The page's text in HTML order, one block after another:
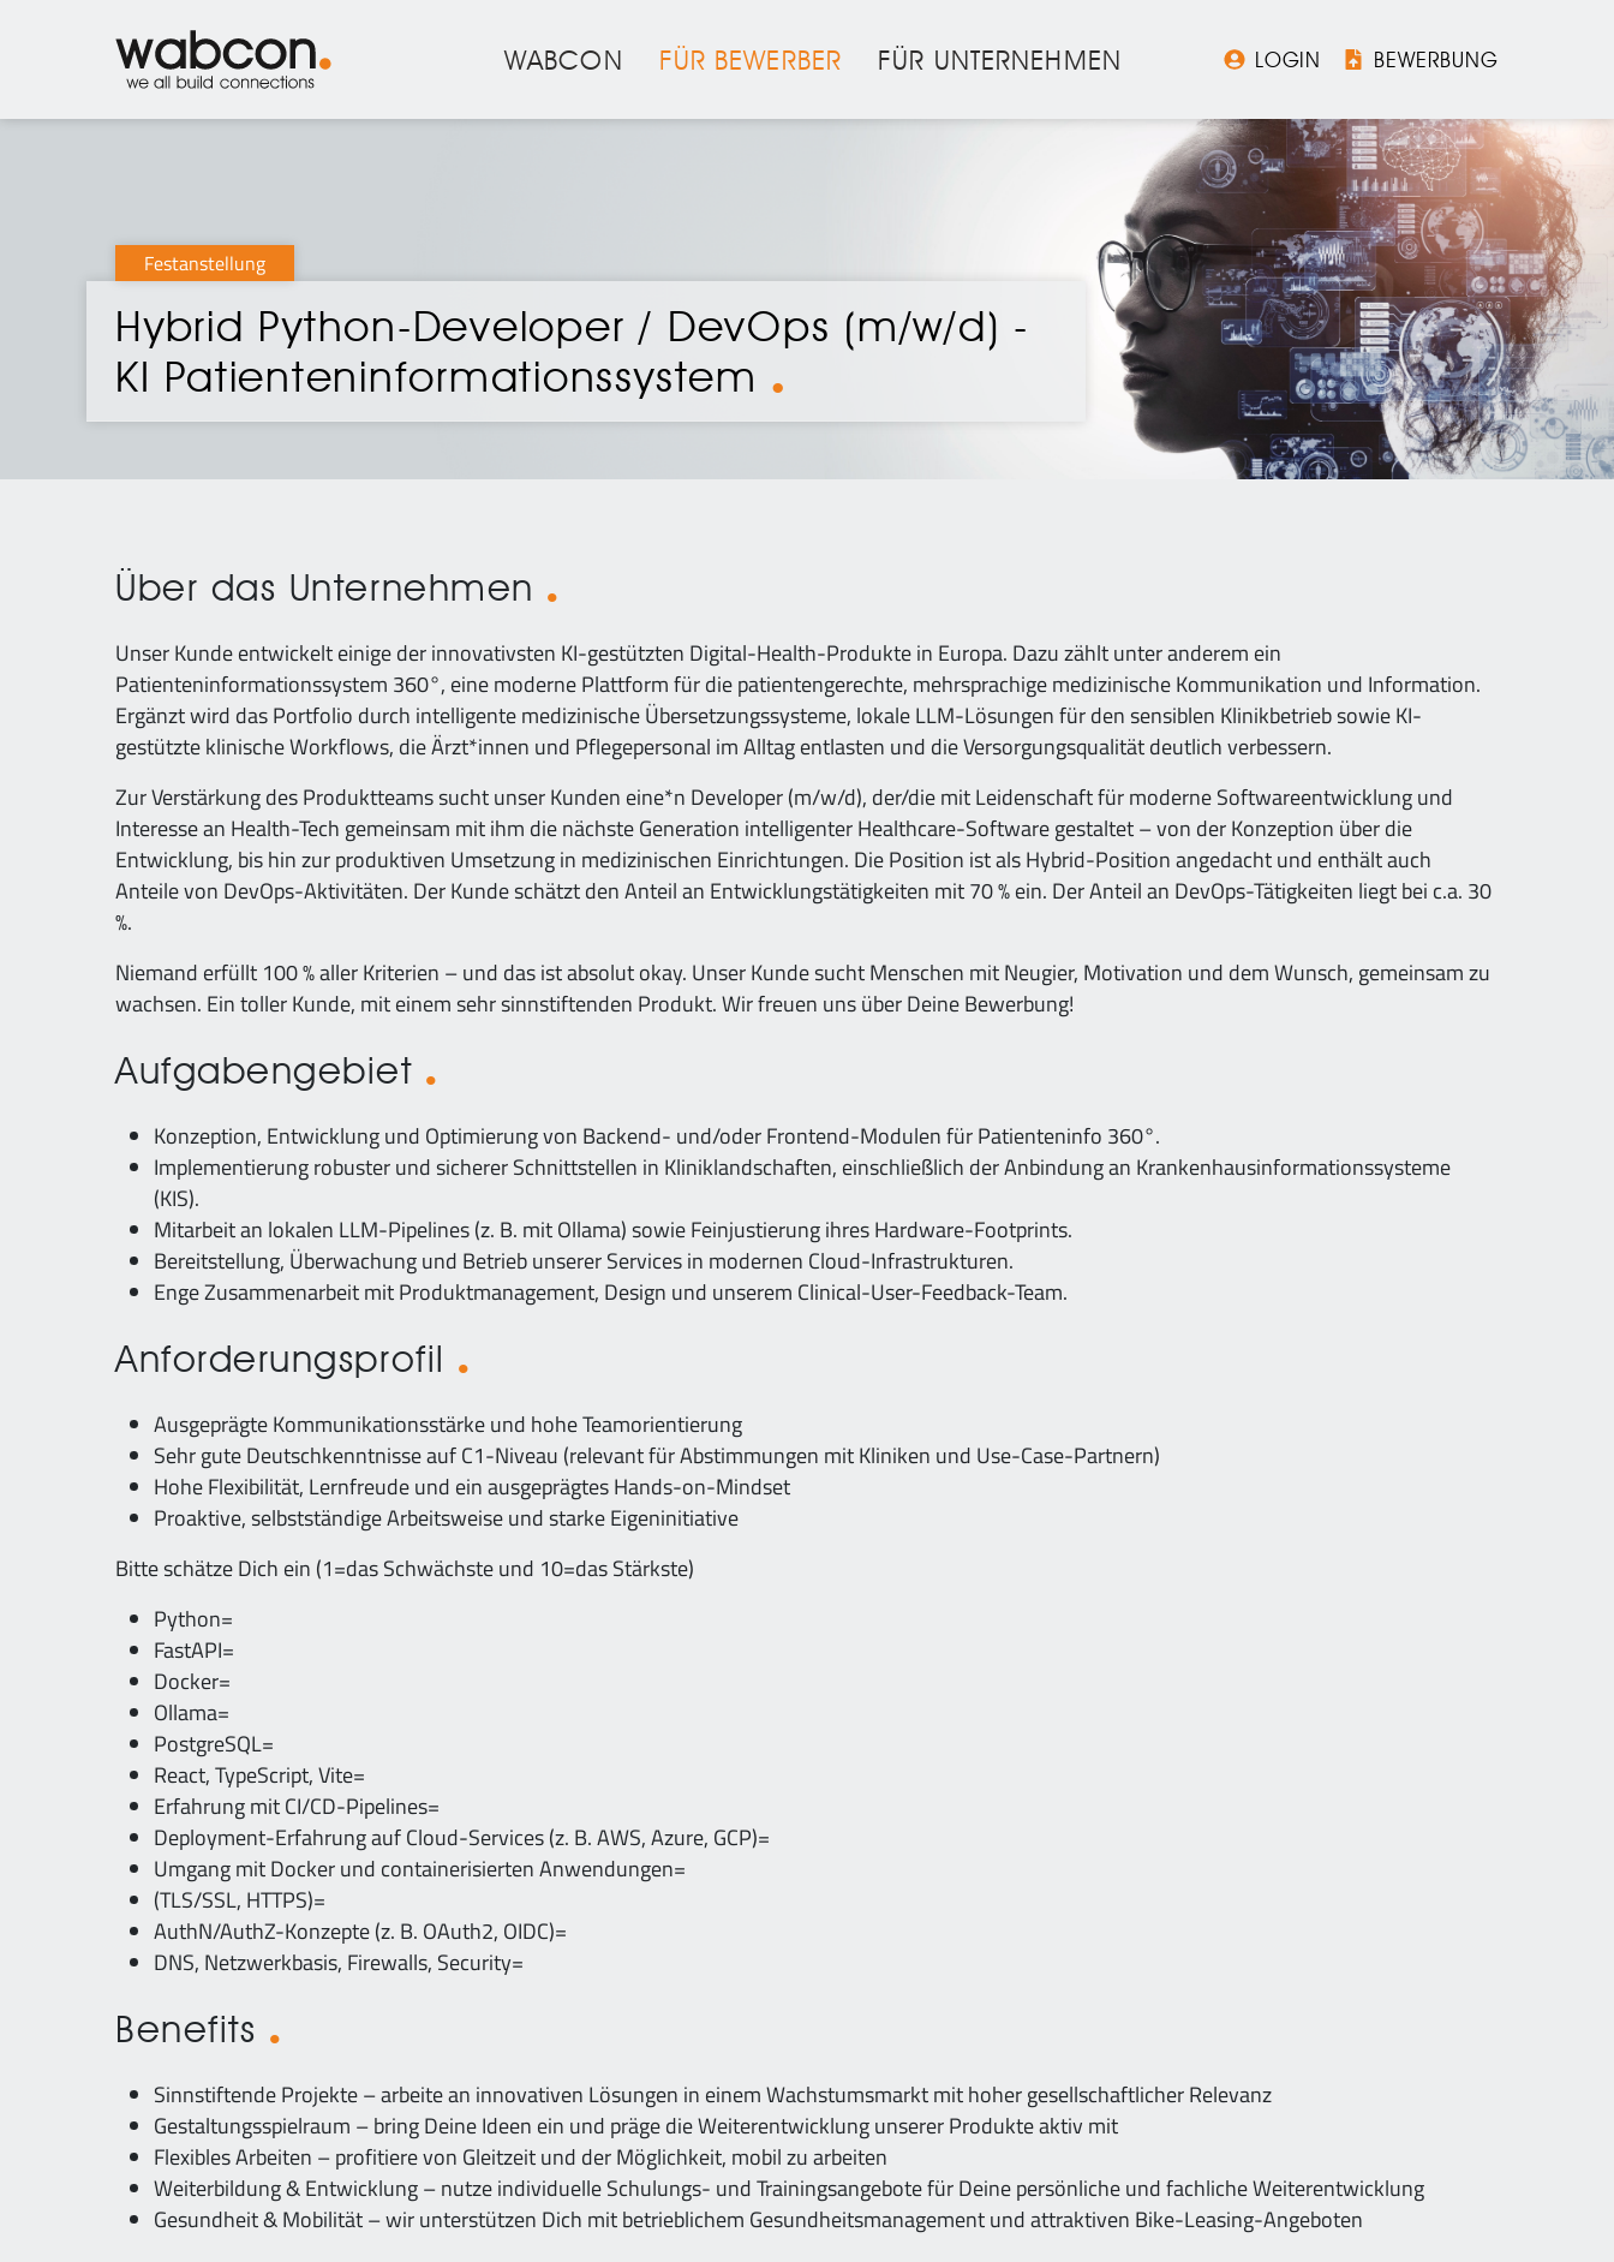
WABCON FÜR BEWERBER FÜR UNTERNEHMEN LOGIN BEWERBUNG
Festanstellung
Hybrid Python-Developer / DevOps (m/w/d) -
KI Patienteninformationssystem
Über das Unternehmen
Unser Kunde entwickelt einige der innovativsten KI-gestützten Digital-Health-Produkte in Europa. Dazu zählt unter anderem ein
Patienteninformationssystem 360°, eine moderne Plattform für die patientengerechte, mehrsprachige medizinische Kommunikation und Information.
Ergänzt wird das Portfolio durch intelligente medizinische Übersetzungssysteme, lokale LLM-Lösungen für den sensiblen Klinikbetrieb sowie KI-
gestützte klinische Workflows, die Ärzt*innen und Pflegepersonal im Alltag entlasten und die Versorgungsqualität deutlich verbessern.
Zur Verstärkung des Produktteams sucht unser Kunden eine*n Developer (m/w/d), der/die mit Leidenschaft für moderne Softwareentwicklung und
Interesse an Health-Tech gemeinsam mit ihm die nächste Generation intelligenter Healthcare-Software gestaltet – von der Konzeption über die
Entwicklung, bis hin zur produktiven Umsetzung in medizinischen Einrichtungen. Die Position ist als Hybrid-Position angedacht und enthält auch
Anteile von DevOps-Aktivitäten. Der Kunde schätzt den Anteil an Entwicklungstätigkeiten mit 70 % ein. Der Anteil an DevOps-Tätigkeiten liegt bei c.a. 30
%.
Niemand erfüllt 100 % aller Kriterien – und das ist absolut okay. Unser Kunde sucht Menschen mit Neugier, Motivation und dem Wunsch, gemeinsam zu
wachsen. Ein toller Kunde, mit einem sehr sinnstiftenden Produkt. Wir freuen uns über Deine Bewerbung!
Aufgabengebiet
Konzeption, Entwicklung und Optimierung von Backend- und/oder Frontend-Modulen für Patienteninfo 360°.
Implementierung robuster und sicherer Schnittstellen in Kliniklandschaften, einschließlich der Anbindung an Krankenhausinformationssysteme
(KIS).
Mitarbeit an lokalen LLM-Pipelines (z. B. mit Ollama) sowie Feinjustierung ihres Hardware-Footprints.
Bereitstellung, Überwachung und Betrieb unserer Services in modernen Cloud-Infrastrukturen.
Enge Zusammenarbeit mit Produktmanagement, Design und unserem Clinical-User-Feedback-Team.
Anforderungsprofil
Ausgeprägte Kommunikationsstärke und hohe Teamorientierung
Sehr gute Deutschkenntnisse auf C1-Niveau (relevant für Abstimmungen mit Kliniken und Use-Case-Partnern)
Hohe Flexibilität, Lernfreude und ein ausgeprägtes Hands-on-Mindset
Proaktive, selbstständige Arbeitsweise und starke Eigeninitiative
Bitte schätze Dich ein (1=das Schwächste und 10=das Stärkste)
Python=
FastAPI=
Docker=
Ollama=
PostgreSQL=
React, TypeScript, Vite=
Erfahrung mit CI/CD-Pipelines=
Deployment-Erfahrung auf Cloud-Services (z. B. AWS, Azure, GCP)=
Umgang mit Docker und containerisierten Anwendungen=
(TLS/SSL, HTTPS)=
AuthN/AuthZ-Konzepte (z. B. OAuth2, OIDC)=
DNS, Netzwerkbasis, Firewalls, Security=
Benefits
Sinnstiftende Projekte – arbeite an innovativen Lösungen in einem Wachstumsmarkt mit hoher gesellschaftlicher Relevanz
Gestaltungsspielraum – bring Deine Ideen ein und präge die Weiterentwicklung unserer Produkte aktiv mit
Flexibles Arbeiten – profitiere von Gleitzeit und der Möglichkeit, mobil zu arbeiten
Weiterbildung & Entwicklung – nutze individuelle Schulungs- und Trainingsangebote für Deine persönliche und fachliche Weiterentwicklung
Gesundheit & Mobilität – wir unterstützen Dich mit betrieblichem Gesundheitsmanagement und attraktiven Bike-Leasing-Angeboten